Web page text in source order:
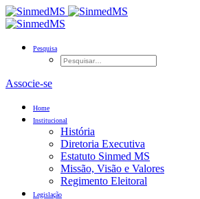
Pesquisa
Associe-se
Home
Institucional
História
Diretoria Executiva
Estatuto Sinmed MS
Missão, Visão e Valores
Regimento Eleitoral
Legislação